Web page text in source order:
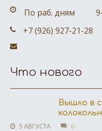
По раб. дням
+7 (926) 927-21-28
Что нового
Вышло в
5 АВГУСТА 0